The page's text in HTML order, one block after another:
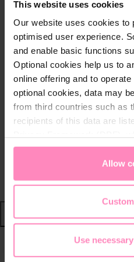
This website uses cookies
Our website uses cookies to
optimised user experience.
and enable basic functions
Optional cookies help us to
online offering and to
optional cookies, data may
from third countries such as
recipients of this data are
appropriate level of data
only allow
access and change your
Allow
Use
Über BWT
Best Water Run
News
Das Unternehmen
Change the world -
Filterkartuschen
Markenbotschafter
Nachhaltige
BWT im Sport
Wintersport
Shop
Wasser
Bildergalerie überspringen